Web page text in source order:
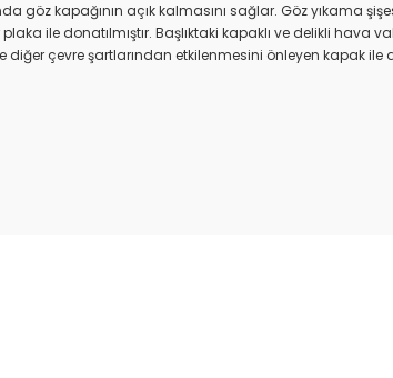
kapağının açık kalmasını sağlar. Göz yıkama
ile donatılmıştır. Başlıktaki kapaklı ve delikli hava
çevre şartlarından etkilenmesini önleyen kapak ile